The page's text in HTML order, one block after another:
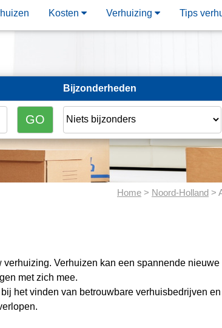
Kosten Verhuizing Tips
Bijzonderheden
Home > Noord-Holland >
verhuizing. Verhuizen kan een spannende nieuwe
met zich mee.
het vinden van betrouwbare verhuisbedrijven en